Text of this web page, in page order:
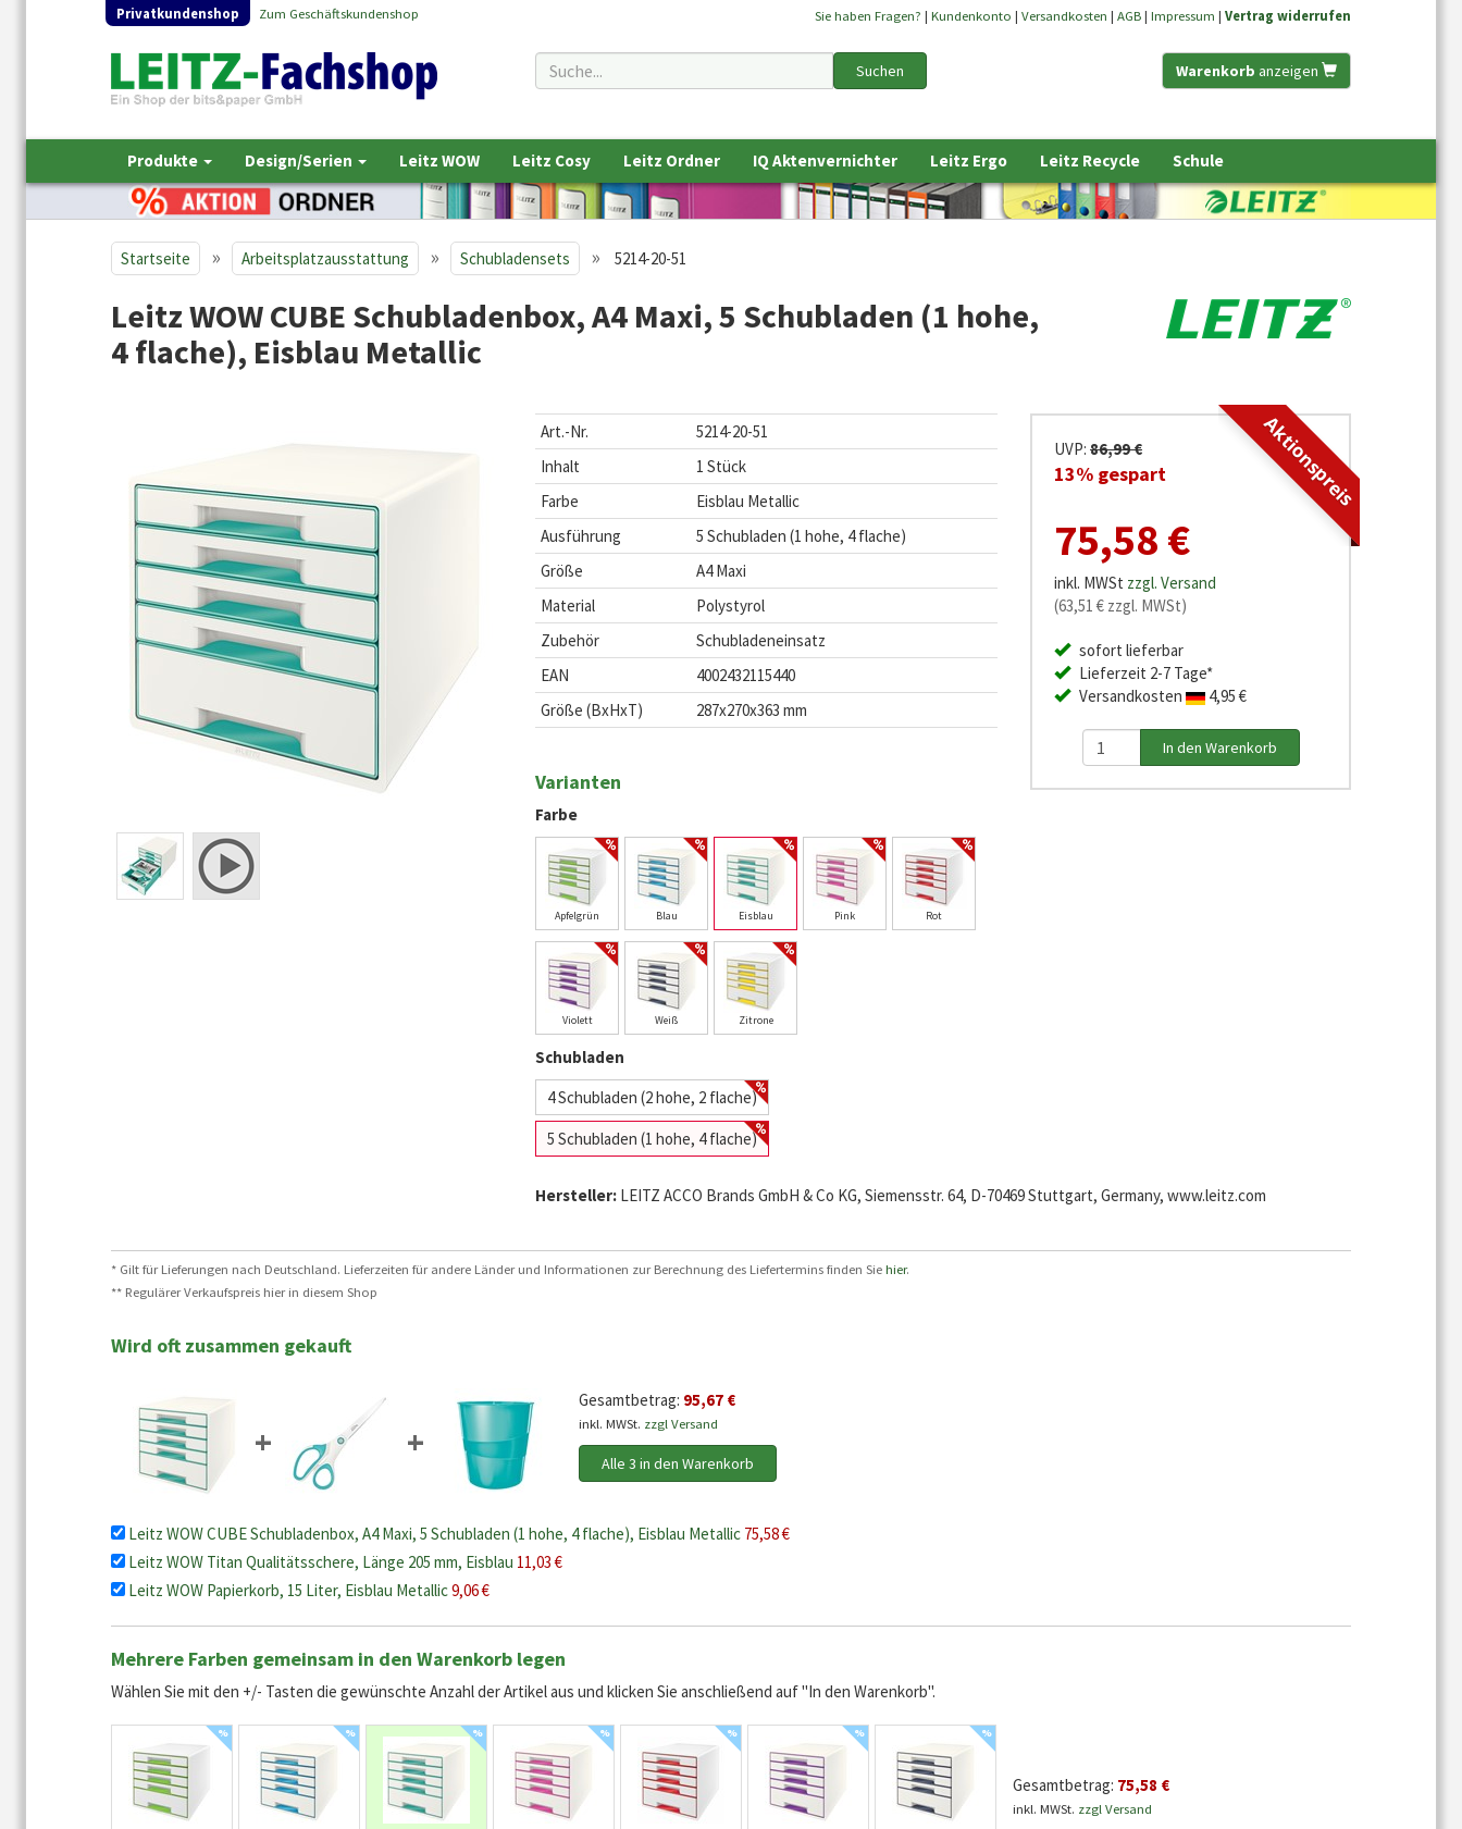
Privatkundenshop Zum Geschäftskundenshop Sie haben Fragen? | Kundenkonto | Versandkosten | AGB| Impressum | Vertrag widerrufen
Warenkorb anzeigen
Suchen
Produkte Design/Serien Leitz WOW Leitz Cosy Leitz Ordner IQ Aktenvernichter Leitz Ergo Leitz Recycle Schule
Startseite » Arbeitsplatzausstattung » Schubladensets » 5214-20-51
Leitz WOW CUBE Schubladenbox, A4 Maxi, 5 Schubladen (1 hohe,
4 flache), Eisblau Metallic
Art.-Nr.
5214-20-51
Inhalt
1 Stück
Farbe
Eisblau Metallic
Ausführung
5 Schubladen (1 hohe, 4 flache)
Größe
A4 Maxi
Material
Polystyrol
Zubehör
Schubladeneinsatz
EAN
4002432115440
Größe (BxHxT)
287x270x363 mm
Varianten
Farbe
Apfelgrün Blau Eisblau Pink Rot
Violett Weiß Zitrone
Schubladen
4 Schubladen (2 hohe, 2 flache)
5 Schubladen (1 hohe, 4 flache)
Aktionspreis
UVP: 86,99 €
13% gespart
75,58 €
inkl. MWSt zzgl. Versand
(63,51 € zzgl. MWSt)
sofort lieferbar
Lieferzeit 2-7 Tage*
Versandkosten
4,95 €
Hersteller: LEITZ ACCO Brands GmbH & Co KG, Siemensstr. 64, D-70469 Stuttgart, Germany, www.leitz.com
* Gilt für Lieferungen nach Deutschland. Lieferzeiten für andere Länder und Informationen zur Berechnung des Liefertermins finden Siehier.
** Regulärer Verkaufspreis hier in diesem Shop
Wird oft zusammen gekauft
+ +
Gesamtbetrag: 95,67 €
inkl. MWSt. zzgl Versand
Alle 3 in den Warenkorb
Leitz WOW CUBE Schubladenbox, A4 Maxi, 5 Schubladen (1 hohe, 4 flache), Eisblau Metallic 75,58 €
Leitz WOW Titan Qualitätsschere, Länge 205 mm, Eisblau 11,03 €
Leitz WOW Papierkorb, 15 Liter, Eisblau Metallic9,06 €
Mehrere Farben gemeinsam in den Warenkorb legen
Wählen Sie mit den +/- Tasten die gewünschte Anzahl der Artikel aus und klicken Sie anschließend auf "In den Warenkorb".
% % % % % % %
Gesamtbetrag: 75,58 €
inkl. MWSt. zzgl Versand